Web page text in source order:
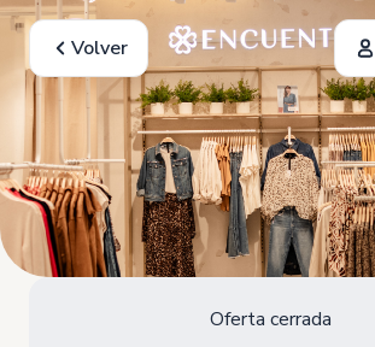
Volver
Oferta cerrada